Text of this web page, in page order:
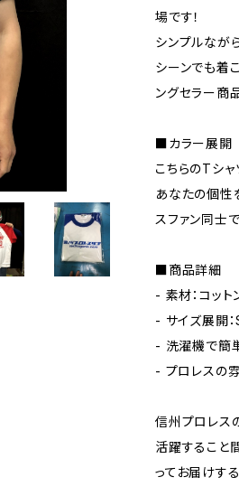
場です！
シンプルなが
シーンでも着
ングセラー商
■カラー展開
こちらのTシャ
あなたの個性
スファン同士
■商品詳細
- 素材：コット
- サイズ展開：
- 洗濯機で簡
- プロレスの
信州プロレス
活躍すること
ってお届けす